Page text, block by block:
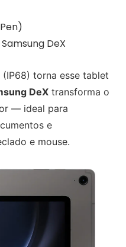
DeX
torna esse tablet
DeX transforma o
— ideal para
e
e mouse.